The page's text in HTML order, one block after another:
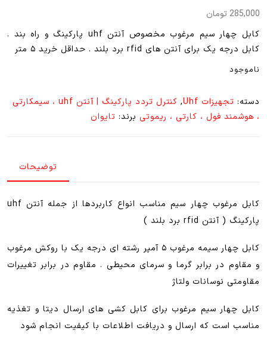
285,000تومان
کابل چهار سیم مرغوب مخصوص آنتن uhf پارکینگ و راه بند .
کابل درجه یک برای آنتن های rfid برد بلند . حداقل خرید ۵ متر
ناموجود
دسته: تجهیزات Uhf ,
کنترل تردد پارکینگ | آنتن uhf ، سیمکارتی
، هوشمند فول ، کارتی ، ریموتی برند: تایوان
توضیحات
کابل مرغوب چهار سیم مناسب انواع کاربردها از جمله آنتن uhf
پارکینگ ( آنتن rfid برد بلند )
کابل چهار سیمه مرغوب ۵ آمپر رشته ای درجه یک با روکش مرغوب
و مقاوم در برابر گرما و سرمای محیطی . مقاوم در برابر تغییرات
مقاومتی نوسانات ولتاژ
کابل چهار سیم مرغوب برای کابل کشی های ارسال دیتا و تغذیه
مناسب است که ارسال و دریافت اطلاعات با کیفیت انجام شود